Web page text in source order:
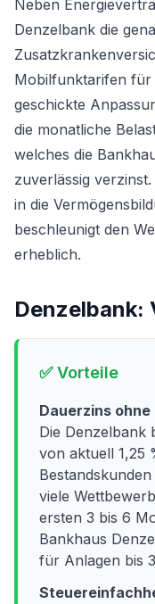
Neben
Denzelbank die
Mobilfunktarifen für
geschickte
die monatliche
welches die
zuverlässig
in die
beschleunigt den
erheblich.
Denzelbank:
✅ Vorteile
Dauerzins
Die Denzelbank
von aktuell 1,25
viele
ersten 3 bis 6
Bankhaus
für Anlagen bis